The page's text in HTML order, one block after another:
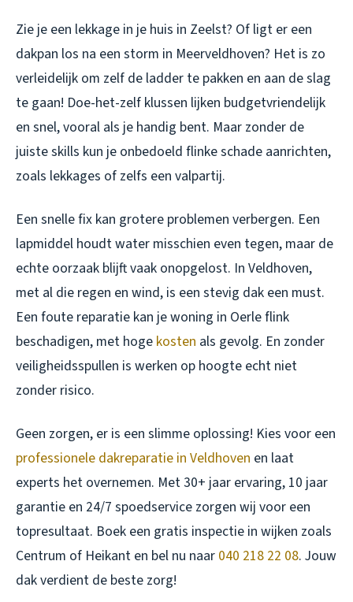
Zie je een lekkage in je huis in Zeelst? Of ligt er een
dakpan los na een storm in Meerveldhoven? Het is zo
verleidelijk om zelf de ladder te pakken en aan de slag
te gaan! Doe-het-zelf klussen lijken budgetvriendelijk
en snel, vooral als je handig bent. Maar zonder de
juiste skills kun je onbedoeld flinke schade aanrichten,
zoals lekkages of zelfs een valpartij.
Een snelle fix kan grotere problemen verbergen. Een
lapmiddel houdt water misschien even tegen, maar de
echte oorzaak blijft vaak onopgelost. In Veldhoven,
met al die regen en wind, is een stevig dak een must.
Een foute reparatie kan je woning in Oerle flink
beschadigen, met hoge kosten als gevolg. En zonder
veiligheidsspullen is werken op hoogte echt niet
zonder risico.
Geen zorgen, er is een slimme oplossing! Kies voor een
professionele dakreparatie in Veldhoven en laat
experts het overnemen. Met 30+ jaar ervaring, 10 jaar
garantie en 24/7 spoedservice zorgen wij voor een
topresultaat. Boek een gratis inspectie in wijken zoals
Centrum of Heikant en bel nu naar 040 218 22 08. Jouw
dak verdient de beste zorg!